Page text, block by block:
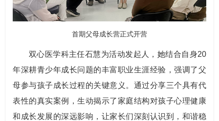
首期父母成长营正式开营
双心医学科主任石慧为活动发起人，她结合自身20
年深耕青少年成长问题的丰富职业生涯经验，强调了父
母参与孩子成长过程的关键意义。通过分享三个具有代
表性的真实案例，生动揭示了家庭结构对孩子心理健康
和成长发展的深远影响，让家长们深刻认识到，和谐稳